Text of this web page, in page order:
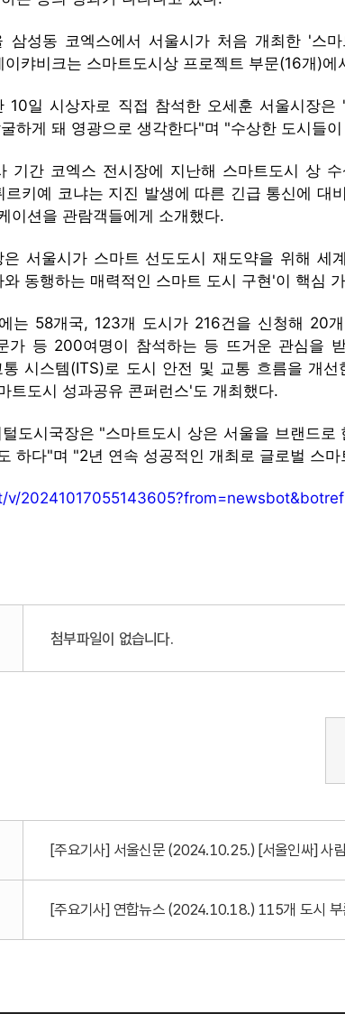
삼성동 코엑스에서 서울시가 처음 개최한 '스
캬비크는 스마트도시상 프로젝트 부문(16개)
10일 시상자로 직접 참석한 오세훈 서울시장
하게 돼 영광으로 생각한다"며 "수상한 도시들
기간 코엑스 전시장에 지난해 스마트도시 상
르키예 코냐는 지진 발생에 따른 긴급 통신에
이션을 관람객들에게 소개했다.
서울시가 스마트 선도도시 재도약을 위해
동행하는 매력적인 스마트 도시 구현'이 핵심
는 58개국, 123개 도시가 216건을 신청해 20
가 등 200여명이 참석하는 등 뜨거운 관심을
시스템(ITS)로 도시 안전 및 교통 흐름을 개
트도시 성과공유 콘퍼런스'도 개최했다.
도시국장은 "스마트도시 상은 서울을 브랜드
하다"며 "2년 연속 성공적인 개최로 글로벌 스
v/
첨부파일이 없습니다.
[주요기사] 서울신문 (2024.10.25.) [서울인싸] 사
[주요기사] 연합뉴스 (2024.10.18.) 115개 도시